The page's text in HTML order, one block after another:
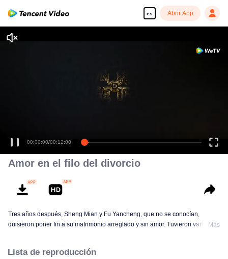
es Abrir App
00:00:00/00:12:00
Amor en el filo del divorcio
Tres años después, Sheng Mian y Fu Yancheng, que no se conocían,
quisieron poner fin a su matrimonio arreglado y sin amor. Tuvieron varias
más debido a expresiones emocionales equivocadas. Fu Yancheng
Más
Lista de reproducción